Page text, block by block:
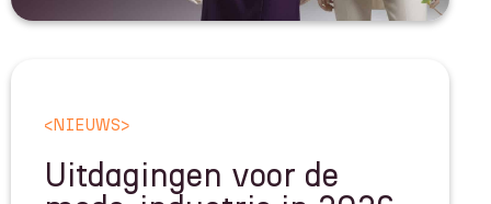
< NIEUWS>
Uitdagingen voor de